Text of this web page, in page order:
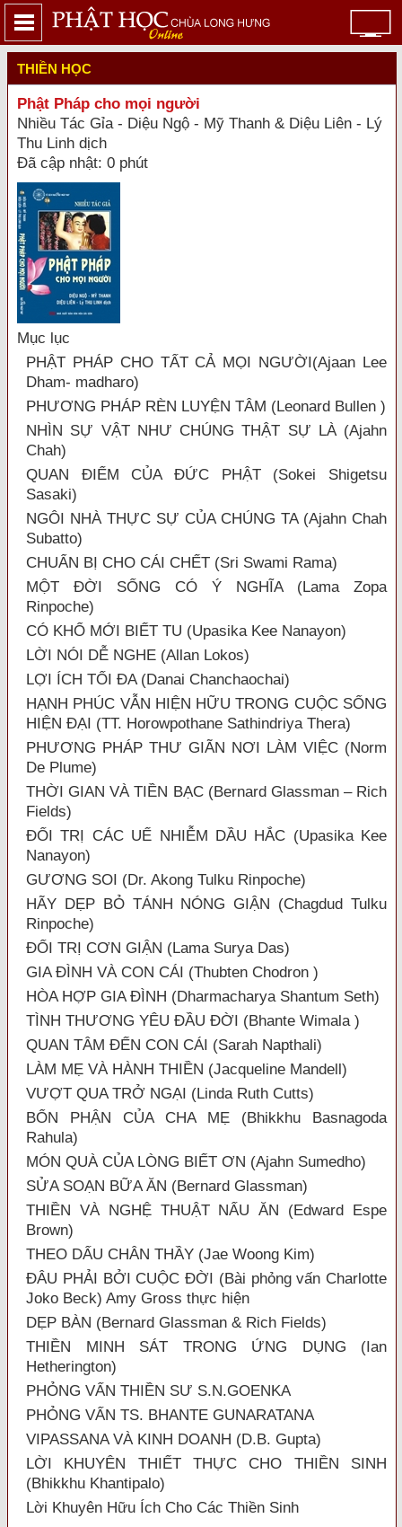
THIỀN HỌC
Phật Pháp cho mọi người
Nhiều Tác Gỉa - Diệu Ngộ - Mỹ Thanh & Diệu Liên - Lý
Thu Linh dịch
Đã cập nhật: 0 phút
Mục lục
PHẬT PHÁP CHO TẤT CẢ MỌI NGƯỜI(Ajaan Lee
Dham- madharo)
PHƯƠNG PHÁP RÈN LUYỆN TÂM (Leonard Bullen )
NHÌN SỰ VẬT NHƯ CHÚNG THẬT SỰ LÀ (Ajahn
Chah)
QUAN ĐIỂM CỦA ĐỨC PHẬT (Sokei Shigetsu
Sasaki)
NGÔI NHÀ THỰC SỰ CỦA CHÚNG TA (Ajahn Chah
Subatto)
CHUẨN BỊ CHO CÁI CHẾT (Sri Swami Rama)
MỘT ĐỜI SỐNG CÓ Ý NGHĨA (Lama Zopa
Rinpoche)
CÓ KHỔ MỚI BIẾT TU (Upasika Kee Nanayon)
LỜI NÓI DỄ NGHE (Allan Lokos)
LỢI ÍCH TỐI ĐA (Danai Chanchaochai)
HẠNH PHÚC VẪN HIỆN HỮU TRONG CUỘC SỐNG
HIỆN ĐẠI (TT. Horowpothane Sathindriya Thera)
PHƯƠNG PHÁP THƯ GIÃN NƠI LÀM VIỆC (Norm
De Plume)
THỜI GIAN VÀ TIỀN BẠC (Bernard Glassman – Rich
Fields)
ĐỐI TRỊ CÁC UẾ NHIỄM DẦU HẮC (Upasika Kee
Nanayon)
GƯƠNG SOI (Dr. Akong Tulku Rinpoche)
HÃY DẸP BỎ TÁNH NÓNG GIẬN (Chagdud Tulku
Rinpoche)
ĐỐI TRỊ CƠN GIẬN (Lama Surya Das)
GIA ĐÌNH VÀ CON CÁI (Thubten Chodron )
HÒA HỢP GIA ĐÌNH (Dharmacharya Shantum Seth)
TÌNH THƯƠNG YÊU ĐẦU ĐỜI (Bhante Wimala )
QUAN TÂM ĐẾN CON CÁI (Sarah Napthali)
LÀM MẸ VÀ HÀNH THIỀN (Jacqueline Mandell)
VƯỢT QUA TRỞ NGẠI (Linda Ruth Cutts)
BỔN PHẬN CỦA CHA MẸ (Bhikkhu Basnagoda
Rahula)
MÓN QUÀ CỦA LÒNG BIẾT ƠN (Ajahn Sumedho)
SỬA SOẠN BỮA ĂN (Bernard Glassman)
THIỀN VÀ NGHỆ THUẬT NẤU ĂN (Edward Espe
Brown)
THEO DẤU CHÂN THẦY (Jae Woong Kim)
ĐÂU PHẢI BỞI CUỘC ĐỜI (Bài phỏng vấn Charlotte
Joko Beck) Amy Gross thực hiện
DẸP BÀN (Bernard Glassman & Rich Fields)
THIỀN MINH SÁT TRONG ỨNG DỤNG (Ian
Hetherington)
PHỎNG VẤN THIỀN SƯ S.N.GOENKA
PHỎNG VẤN TS. BHANTE GUNARATANA
VIPASSANA VÀ KINH DOANH (D.B. Gupta)
LỜI KHUYÊN THIẾT THỰC CHO THIỀN SINH
(Bhikkhu Khantipalo)
Lời Khuyên Hữu Ích Cho Các Thiền Sinh